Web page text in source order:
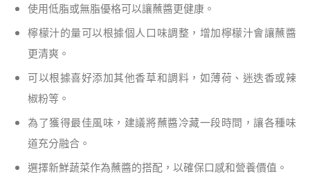
使用低脂或無脂優格可以讓蘸醬更健康。
檸檬汁的量可以根據個人口味調整，增加檸檬汁會讓蘸醬
更清爽。
可以根據喜好添加其他香草和調料，如薄荷、迷迭香或辣
椒粉等。
為了獲得最佳風味，建議將蘸醬冷藏一段時間，讓各種味
道充分融合。
選擇新鮮蔬菜作為蘸醬的搭配，以確保口感和營養價值。